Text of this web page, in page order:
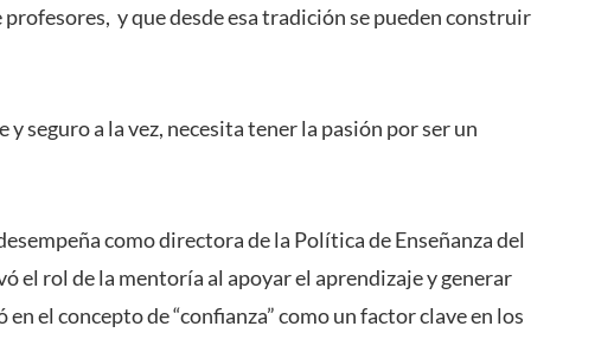
y que desde esa tradición se pueden construir
seguro a la vez, necesita tener la pasión por ser un
como directora de la Política de Enseñanza del
el rol de la mentoría al apoyar el aprendizaje y generar
el concepto de “confianza” como un factor clave en los